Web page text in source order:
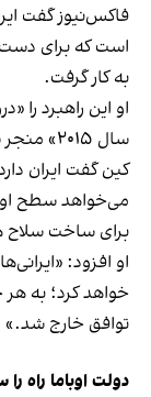
فاکس‌نیوز گفت
است که برای
به‌ کار گرفت.
او این راهبرد را
سال ۲۰۱۵» منجر شد.
کین گفت ایران
می‌خواهدسطح
برای ساخت سلاح
او افزود:
توافق خارج شد.»
دولت اوباما راه